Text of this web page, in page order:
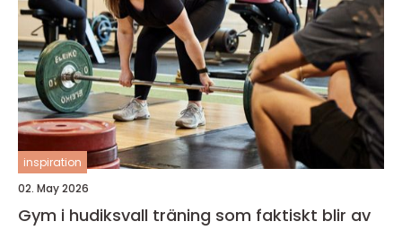
inspiration
02. May 2026
Gym i hudiksvall träning som faktiskt blir av